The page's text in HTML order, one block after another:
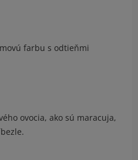
farbu s odtieňmi
ovocia, ako sú maracuja,